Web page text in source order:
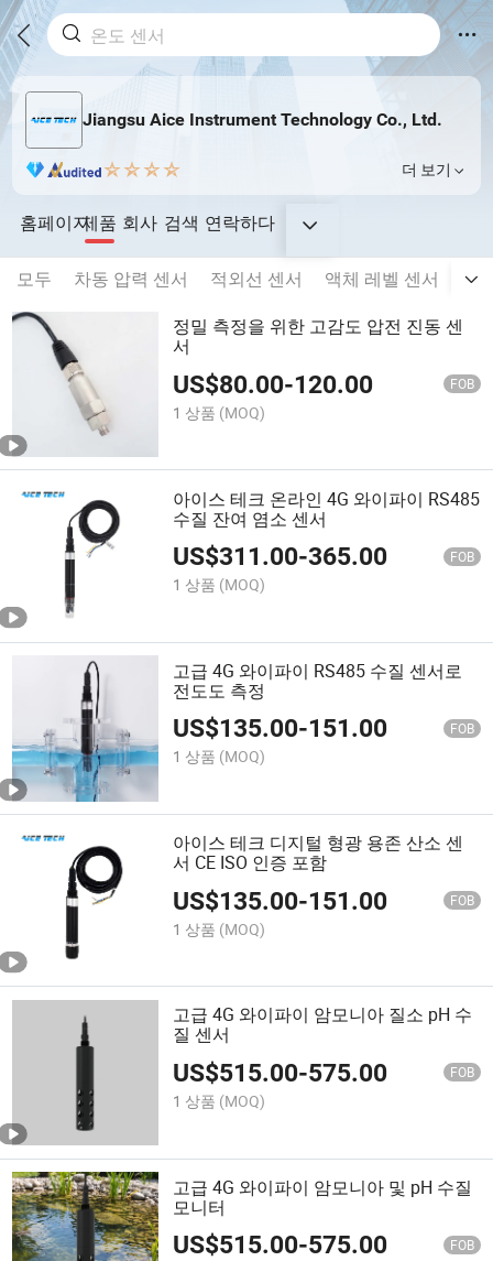
Jiangsu Aice Instrument Technology Co., Ltd.
더 보기
홈페이지제품 회사 검색 연락하다
모두 차동 압력 센서 적외선 센서 액체 레벨 센서
압
정밀 측정을 위한 고감도 압전 진동 센
서
US$80.00-120.00 FOB
1 상품 (MOQ)
아이스 테크 온라인 4G 와이파이 RS485
수질 잔여 염소 센서
US$311.00-365.00 FOB
1 상품 (MOQ)
고급 4G 와이파이 RS485 수질 센서로
전도도 측정
US$135.00-151.00 FOB
1 상품 (MOQ)
아이스 테크 디지털 형광 용존 산소 센
서 CE ISO 인증 포함
US$135.00-151.00 FOB
1 상품 (MOQ)
고급 4G 와이파이 암모니아 질소 pH 수
질 센서
US$515.00-575.00 FOB
1 상품 (MOQ)
고급 4G 와이파이 암모니아 및 pH 수질
모니터
US$515.00-575.00 FOB